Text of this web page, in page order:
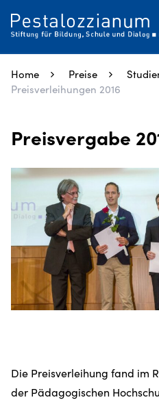
Home Preise
Preisverleihungen 2016
Preisvergabe
Die Preisverleihung fand im
der Pädagogischen